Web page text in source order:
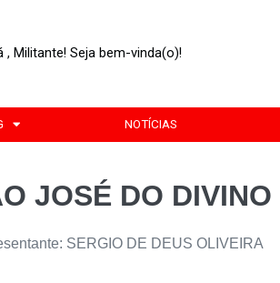
, Militante! Seja bem-vinda(o)!
NOTÍCIAS
JOSÉ DO DIVINO
SERGIO DE DEUS OLIVEIRA